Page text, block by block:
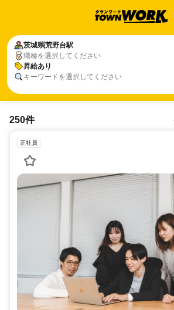
茨城県荒野台駅
職種を選択してください
昇給あり
キーワードを選択してください
250件
正社員